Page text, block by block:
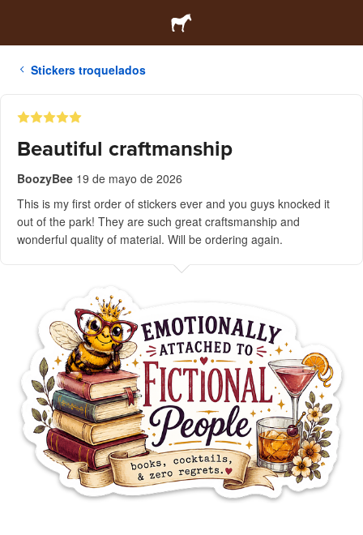
Stickers troquelados
Beautiful craftmanship
BoozyBee 19 de mayo de 2026
This is my first order of stickers ever and you guys knocked it
out of the park! They are such great craftsmanship and
wonderful quality of material. Will be ordering again.